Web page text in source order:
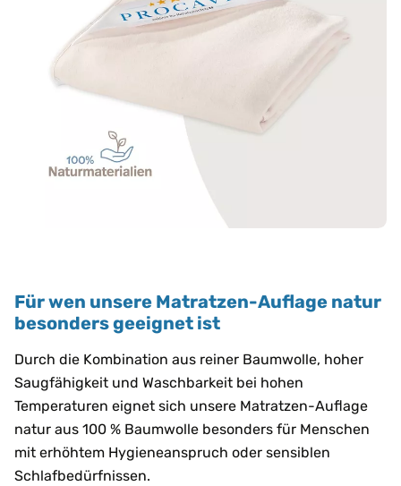
Für wen unsere Matratzen-Auflage natur
besonders geeignet ist
Durch die Kombination aus reiner Baumwolle, hoher
Saugfähigkeit und Waschbarkeit bei hohen
Temperaturen eignet sich unsere Matratzen-Auflage
natur aus 100 % Baumwolle besonders für Menschen
mit erhöhtem Hygieneanspruch oder sensiblen
Schlafbedürfnissen.